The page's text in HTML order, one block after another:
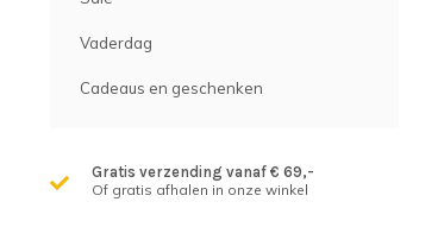
Vaderdag
Cadeaus en geschenken
Gratis verzending vanaf € 69,-
Of gratis afhalen in onze winkel